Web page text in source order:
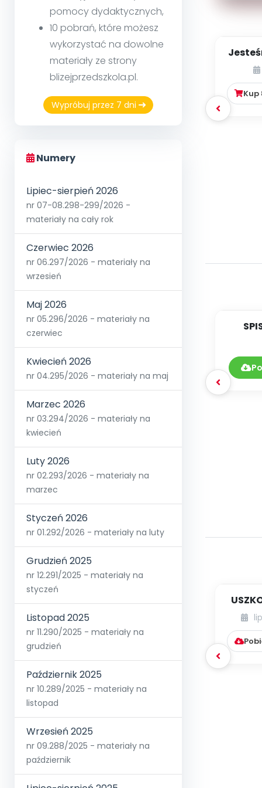
pomocy dydaktycznych,
10 pobrań, które możesz
wykorzystać na dowolne
materiały ze strony
blizejprzedszkola.pl.
Wypróbuj przez 7 dni
Numery
Lipiec-sierpień 2026
nr 07-08.298-299/2026 -
materiały na cały rok
Czerwiec 2026
nr 06.297/2026 - materiały na
wrzesień
Maj 2026
nr 05.296/2026 - materiały na
czerwiec
Kwiecień 2026
nr 04.295/2026 - materiały na maj
Marzec 2026
nr 03.294/2026 - materiały na
kwiecień
Luty 2026
nr 02.293/2026 - materiały na
marzec
Styczeń 2026
nr 01.292/2026 - materiały na luty
Grudzień 2025
nr 12.291/2025 - materiały na
styczeń
Listopad 2025
nr 11.290/2025 - materiały na
grudzień
Październik 2025
nr 10.289/2025 - materiały na
listopad
Wrzesień 2025
nr 09.288/2025 - materiały na
październik
Kup